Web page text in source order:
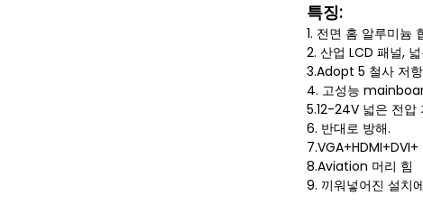
특징:
1. 전면 홈 알루미늄
2. 산업 LCD 패널,
3.Adopt 5 철사 저
4. 고성능
5.12-24V 넓은 전압
6. 반대로 방해.
8.Aviation 머리 힘
9. 끼워넣어진 설치